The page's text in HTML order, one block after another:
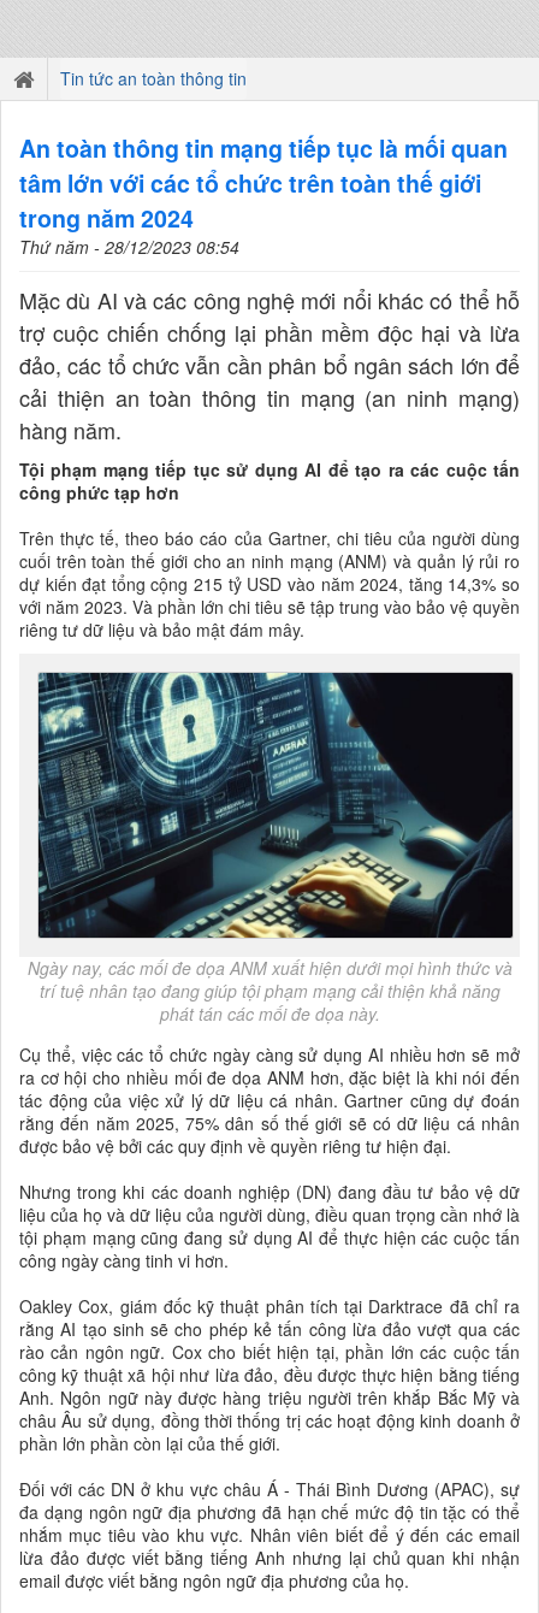
Tin tức an toàn thông tin
An toàn thông tin mạng tiếp tục là mối quan
tâm lớn với các tổ chức trên toàn thế giới
trong năm 2024
Thứ năm - 28/12/2023 08:54
Mặc dù AI và các công nghệ mới nổi khác có thể hỗ
trợ cuộc chiến chống lại phần mềm độc hại và lừa
đảo, các tổ chức vẫn cần phân bổ ngân sách lớn để
cải thiện an toàn thông tin mạng (an ninh mạng)
hàng năm.
Tội phạm mạng tiếp tục sử dụng AI để tạo ra các cuộc tấn
công phức tạp hơn
Trên thực tế, theo báo cáo của Gartner, chi tiêu của người dùng
cuối trên toàn thế giới cho an ninh mạng (ANM) và quản lý rủi ro
dự kiến đạt tổng cộng 215 tỷ USD vào năm 2024, tăng 14,3% so
với năm 2023. Và phần lớn chi tiêu sẽ tập trung vào bảo vệ quyền
riêng tư dữ liệu và bảo mật đám mây.
Ngày nay, các mối đe dọa ANM xuất hiện dưới mọi hình thức và
trí tuệ nhân tạo đang giúp tội phạm mạng cải thiện khả năng
phát tán các mối đe dọa này.
Cụ thể, việc các tổ chức ngày càng sử dụng AI nhiều hơn sẽ mở
ra cơ hội cho nhiều mối đe dọa ANM hơn, đặc biệt là khi nói đến
tác động của việc xử lý dữ liệu cá nhân. Gartner cũng dự đoán
rằng đến năm 2025, 75% dân số thế giới sẽ có dữ liệu cá nhân
được bảo vệ bởi các quy định về quyền riêng tư hiện đại.
Nhưng trong khi các doanh nghiệp (DN) đang đầu tư bảo vệ dữ
liệu của họ và dữ liệu của người dùng, điều quan trọng cần nhớ là
tội phạm mạng cũng đang sử dụng AI để thực hiện các cuộc tấn
công ngày càng tinh vi hơn.
Oakley Cox, giám đốc kỹ thuật phân tích tại Darktrace đã chỉ ra
rằng AI tạo sinh sẽ cho phép kẻ tấn công lừa đảo vượt qua các
rào cản ngôn ngữ. Cox cho biết hiện tại, phần lớn các cuộc tấn
công kỹ thuật xã hội như lừa đảo, đều được thực hiện bằng tiếng
Anh. Ngôn ngữ này được hàng triệu người trên khắp Bắc Mỹ và
châu Âu sử dụng, đồng thời thống trị các hoạt động kinh doanh ở
phần lớn phần còn lại của thế giới.
Đối với các DN ở khu vực châu Á - Thái Bình Dương (APAC), sự
đa dạng ngôn ngữ địa phương đã hạn chế mức độ tin tặc có thể
nhắm mục tiêu vào khu vực. Nhân viên biết để ý đến các email
lừa đảo được viết bằng tiếng Anh nhưng lại chủ quan khi nhận
email được viết bằng ngôn ngữ địa phương của họ.